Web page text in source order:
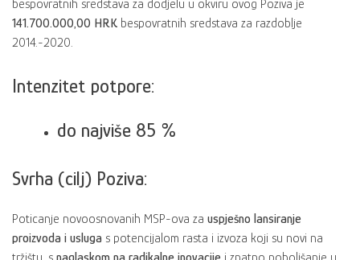
bespovratnih sredstava za dodjelu u okviru ovog Poziva je
141.700.000,00 HRK bespovratnih sredstava za razdoblje
2014.-2020.
Intenzitet potpore:
do najviše 85 %
Svrha (cilj) Poziva:
Poticanje novoosnovanih MSP-ova za uspješno lansiranje
proizvoda i usluga s potencijalom rasta i izvoza koji su novi na